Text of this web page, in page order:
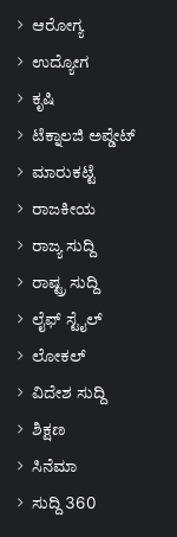
ಆರೋಗ್ಯ
ಉದ್ಯೋಗ
ಕೃಷಿ
ಟೆಕ್ನಾಲಜಿ ಅಪ್ಡೇಟ್
ಮಾರುಕಟ್ಟೆ
ರಾಜಕೀಯ
ರಾಜ್ಯ ಸುದ್ದಿ
ರಾಷ್ಟ್ರ ಸುದ್ದಿ
ಲೈಫ್ ಸ್ಟೈಲ್
ಲೋಕಲ್
ವಿದೇಶ ಸುದ್ದಿ
ಶಿಕ್ಷಣ
ಸಿನೆಮಾ
ಸುದ್ದಿ 360